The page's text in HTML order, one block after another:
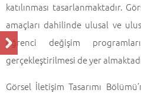
katılınması tasarlanmaktadır.
amaçları dahilinde ulusal ve
öğrenci değişim
gerçekleştirilmesi de yer
Görsel İletişim Tasarımı